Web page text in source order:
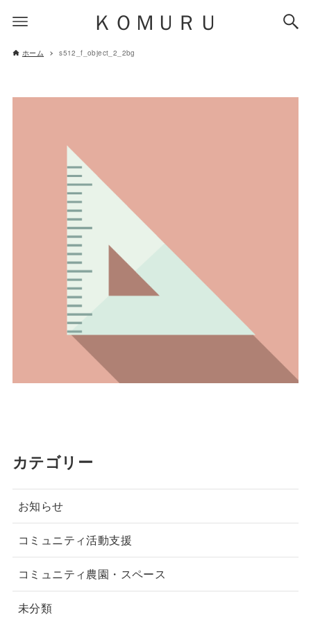
ＫＯＭＵＲＵ
ホーム s512_f_object_2_2bg
カテゴリー
お知らせ
コミュニティ活動支援
コミュニティ農園・スペース
未分類